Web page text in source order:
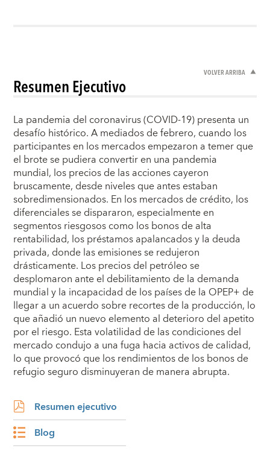
VOLVER ARRIBA
Resumen Ejecutivo
La pandemia del coronavirus (COVID-19) presenta un
desafío histórico. A mediados de febrero, cuando los
participantes en los mercados empezaron a temer que
el brote se pudiera convertir en una pandemia
mundial, los precios de las acciones cayeron
bruscamente, desde niveles que antes estaban
sobredimensionados. En los mercados de crédito, los
diferenciales se dispararon, especialmente en
segmentos riesgosos como los bonos de alta
rentabilidad, los préstamos apalancados y la deuda
privada, donde las emisiones se redujeron
drásticamente. Los precios del petróleo se
desplomaron ante el debilitamiento de la demanda
mundial y la incapacidad de los países de la OPEP+ de
llegar a un acuerdo sobre recortes de la producción, lo
que añadió un nuevo elemento al deterioro del apetito
por el riesgo. Esta volatilidad de las condiciones del
mercado condujo a una fuga hacia activos de calidad,
lo que provocó que los rendimientos de los bonos de
refugio seguro disminuyeran de manera abrupta.
Resumen ejecutivo
Blog